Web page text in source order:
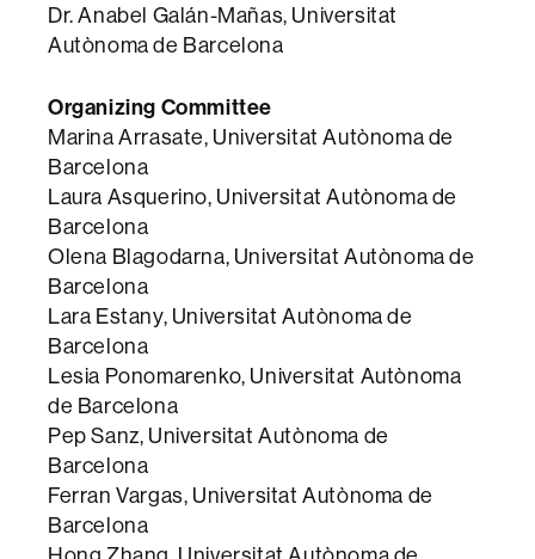
Dr. Anabel Galán-Mañas, Universitat
Autònoma de Barcelona
Organizing Committee
Marina Arrasate, Universitat Autònoma de
Barcelona
Laura Asquerino, Universitat Autònoma de
Barcelona
Olena Blagodarna, Universitat Autònoma de
Barcelona
Lara Estany, Universitat Autònoma de
Barcelona
Lesia Ponomarenko, Universitat Autònoma
de Barcelona
Pep Sanz, Universitat Autònoma de
Barcelona
Ferran Vargas, Universitat Autònoma de
Barcelona